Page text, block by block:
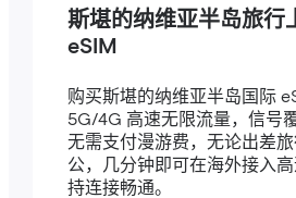
斯堪的纳维亚半岛旅行
eSIM
购买斯堪的纳维亚半岛国际
5G/4G 高速无限流量，信号
无需支付漫游费，无论出差
公，几分钟即可在海外接入
持连接畅通。